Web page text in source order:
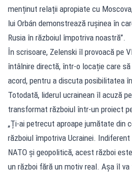
menținut relații apropiate cu
lui Orbán demonstrează rușinea în
Rusia în războiul împotriva noastră”.
În scrisoare, Zelenski îl provoacă pe
întâlnire directă, într-o locație care
acord, pentru a discuta posibilitatea
Totodată, liderul ucrainean îl acuză
transformat războiul într-un proiect
„Ți-ai petrecut aproape jumătate din
războiul împotriva Ucrainei.
NATO și geopolitică, acest război
un război fără un motiv real. Așa îl